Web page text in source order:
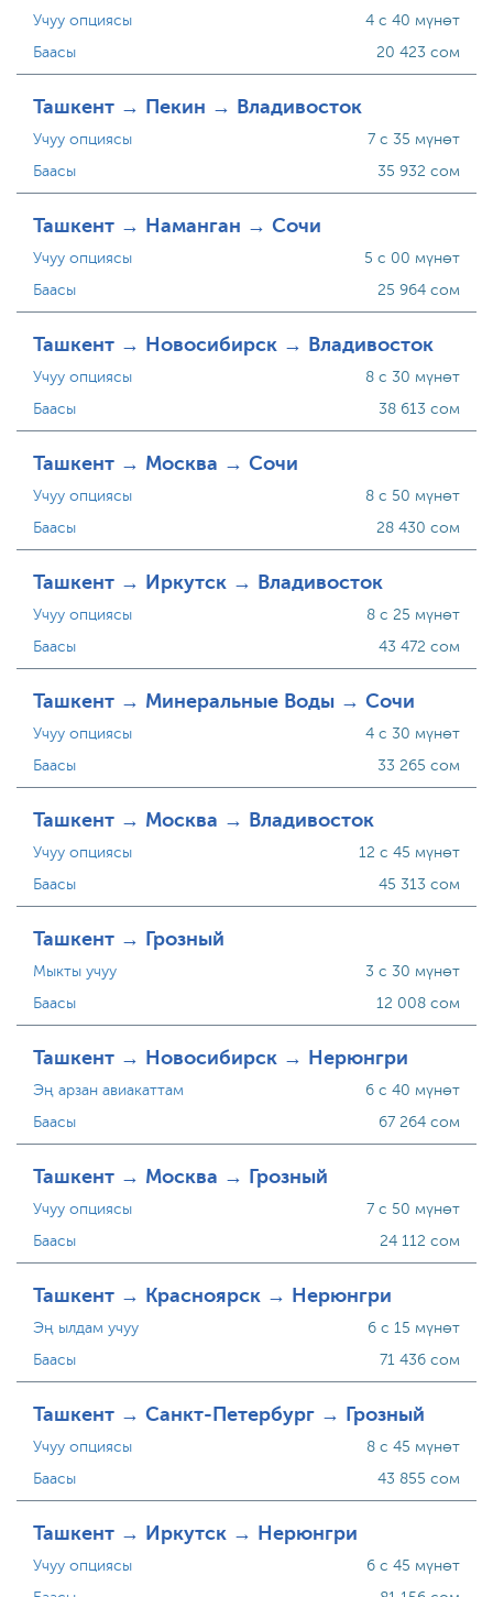
Учуу опциясы
Баасы
4 с 40 мүнөт
20 423 сом
Ташкент → Пекин → Владивосток
Учуу опциясы
Баасы
7 с 35 мүнөт
35 932 сом
Ташкент → Наманган → Сочи
Учуу опциясы
Баасы
5 с 00 мүнөт
25 964 сом
Ташкент → Новосибирск → Владивосток
Учуу опциясы
Баасы
8 с 30 мүнөт
38 613 сом
Ташкент → Москва → Сочи
Учуу опциясы
Баасы
8 с 50 мүнөт
28 430 сом
Ташкент → Иркутск → Владивосток
Учуу опциясы
Баасы
8 с 25 мүнөт
43 472 сом
Ташкент → Минеральные Воды → Сочи
Учуу опциясы
Баасы
4 с 30 мүнөт
33 265 сом
Ташкент → Москва → Владивосток
Учуу опциясы
Баасы
12 с 45 мүнөт
45 313 сом
Ташкент → Грозный
Мыкты учуу
Баасы
3 с 30 мүнөт
12 008 сом
Ташкент → Новосибирск → Нерюнгри
Эң арзан авиакаттам
Баасы
6 с 40 мүнөт
67 264 сом
Ташкент → Москва → Грозный
Учуу опциясы
Баасы
7 с 50 мүнөт
24 112 сом
Ташкент → Красноярск → Нерюнгри
Эң ылдам учуу
Баасы
6 с 15 мүнөт
71 436 сом
Ташкент → Санкт-Петербург → Грозный
Учуу опциясы
Баасы
8 с 45 мүнөт
43 855 сом
Ташкент → Иркутск → Нерюнгри
Учуу опциясы
6 с 45 мүнөт